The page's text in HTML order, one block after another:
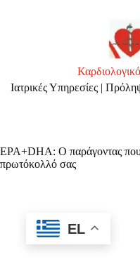
Ιατρικές Υπηρεσίες |
EPA+DHA: Ο παράγοντας
πρωτόκολλό σας
EL